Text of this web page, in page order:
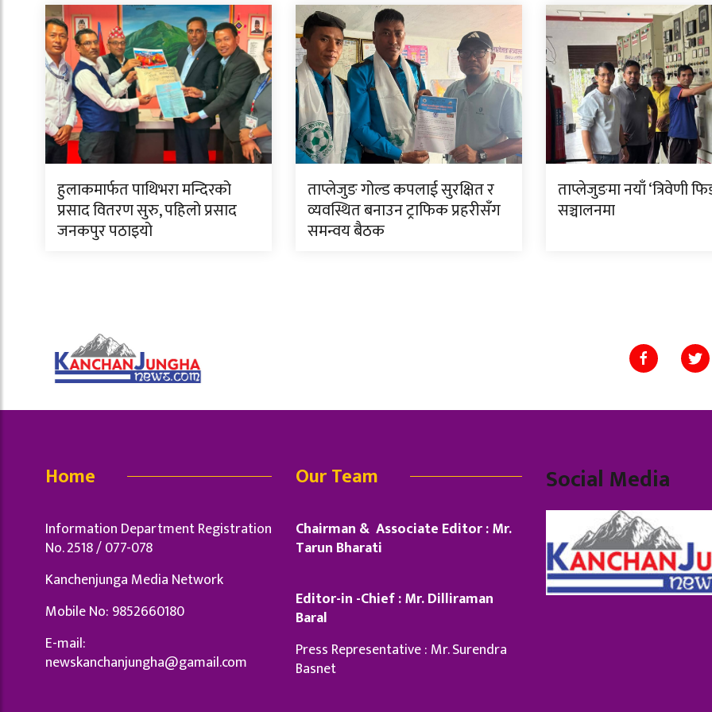
हुलाकमार्फत पाथिभरा मन्दिरको
प्रसाद वितरण सुरु, पहिलो प्रसाद
जनकपुर पठाइयो
ताप्लेजुङ गोल्ड कपलाई सुरक्षित र
व्यवस्थित बनाउन ट्राफिक प्रहरीसँग
समन्वय बैठक
ताप्लेजुङमा नयाँ ‘त्रिवेणी
सञ्चालनमा
Home
Information Department Registration
No. 2518 / 077-078
Kanchenjunga Media Network
Mobile No: 9852660180
E-mail:
newskanchanjungha@gamail.com
Our Team
Chairman & Associate Editor : Mr.
Tarun Bharati
Editor-in -Chief : Mr. Dilliraman
Baral
Press Representative : Mr. Surendra
Basnet
Social Media